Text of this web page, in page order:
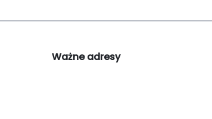
Ważne adresy